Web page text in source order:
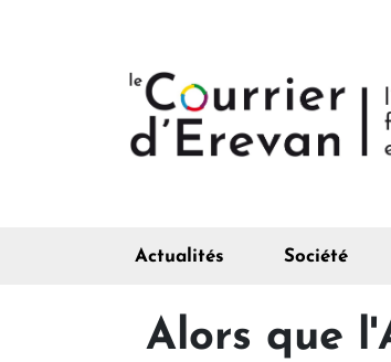
Actualités Société
Alors que